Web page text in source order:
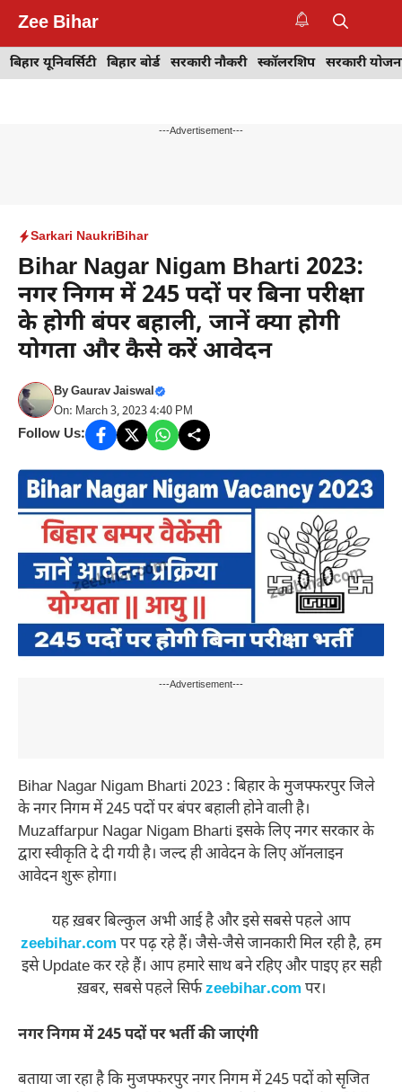
content
Zee Bihar
बिहार यूनिवर्सिटी बिहार बोर्ड सरकारी नौकरी स्कॉलरशिप सरकारी
---Advertisement---
Sarkari NaukriBihar
Bihar Nagar Nigam Bharti 2023:
नगर निगम में 245 पदों पर बिना परीक्षा
के होगी बंपर बहाली, जानें क्या होगी
योगता और कैसे करें आवेदन
ByGaurav Jaiswal
On: March 3, 2023 4:40 PM
Follow Us:
---Advertisement---
Bihar Nagar Nigam Bharti 2023 : बिहार के मुजफ्फरपुर जिले
के नगर निगम में 245 पदों पर बंपर बहाली होने वाली है।
Muzaffarpur Nagar Nigam Bharti इसके लिए नगर सरकार के
द्वारा स्वीकृति दे दी गयी है। जल्द ही आवेदन के लिए ऑनलाइन
आवेदन शुरू होगा।
यह ख़बर बिल्कुल अभी आई है और इसे सबसे पहले आप
zeebihar.com पर पढ़ रहे हैं। जैसे-जैसे जानकारी मिल रही है, हम
इसे Update कर रहे हैं। आप हमारे साथ बने रहिए और पाइए हर सही
ख़बर, सबसे पहले सिर्फzeebihar.com पर।
नगर निगम में 245 पदों पर भर्ती की जाएंगी
बताया जा रहा है कि मुजफ्फरपुर नगर निगम में 245 पदों को सृजित